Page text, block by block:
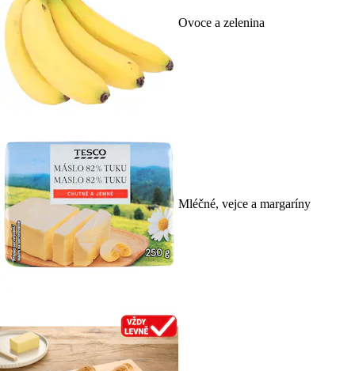
Ovoce a zelenina
Mléčné, vejce a margaríny